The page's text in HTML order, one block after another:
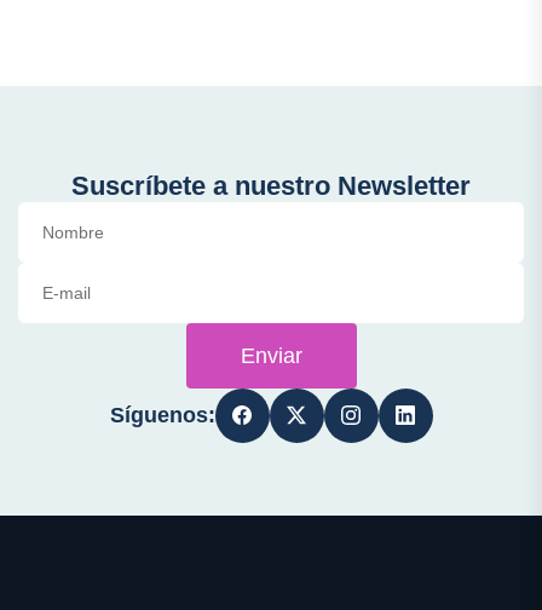
Suscríbete a nuestro Newsletter
Enviar
Síguenos: